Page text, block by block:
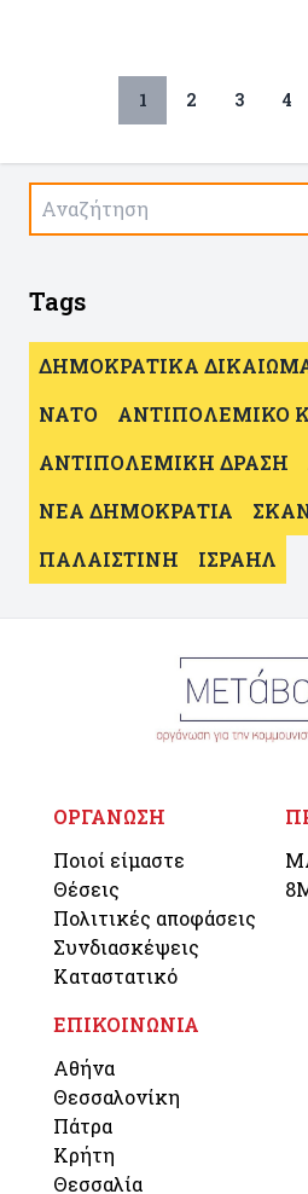
1 2 3 4
Tags
ΔΗΜΟΚΡΑΤΙΚΑ
ΝΑΤΟ
ΑΝΤΙΠΟΛΕΜΙΚΟ
ΑΝΤΙΠΟΛΕΜΙΚΗ ΔΡΑΣΗ
ΝΕΑ ΔΗΜΟΚΡΑΤΙΑ
ΠΑΛΑΙΣΤΙΝΗ
ΙΣΡΑΗΛ
ΟΡΓΑΝΩΣΗ
Ποιοί είμαστε
Θέσεις
Πολιτικές αποφάσεις
Συνδιασκέψεις
Καταστατικό
ΕΠΙΚΟΙΝΩΝΙΑ
Αθήνα
Θεσσαλονίκη
Πάτρα
Κρήτη
Θεσσαλία